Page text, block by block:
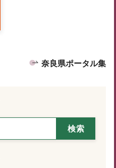
奈良県ポータル集